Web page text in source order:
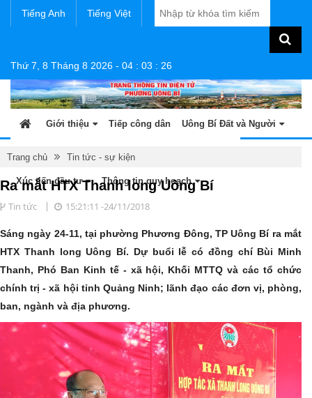
Tiếng Anh Tiếng Việt
Thứ 7, 8 Tháng 8 2026 - 04 : 03 : 27
Giới thiệu Tiếp công dân Uông Bí Đất và Người
Tin tức - sự kiện Sản phẩm OCOP
Xúc tiến đầu tư Thông tin quy hoạch
Trang chủ Tin tức - sự kiện
Ra mắt HTX Thanh long Uông Bí
Tin tức 15:21:11 -24/11/2018
Sáng ngày 24-11, tại phường Phương Đông, TP Uông Bí ra mắt
HTX Thanh long Uông Bí. Dự buổi lễ có đồng chí Bùi Minh
Thanh, Phó Ban Kinh tế - xã hội, Khối MTTQ và các tổ chức
chính trị - xã hội tỉnh Quảng Ninh; lãnh đạo các đơn vị, phòng,
ban, ngành và địa phương.